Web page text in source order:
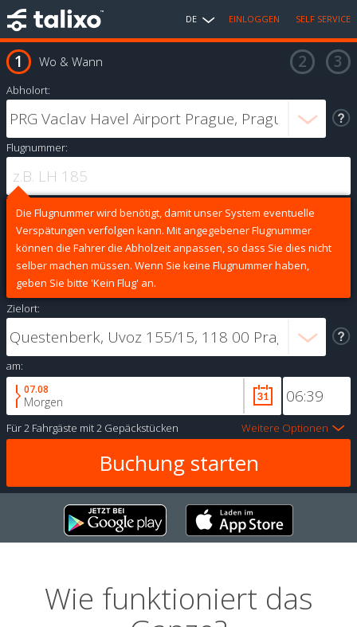
DE EINLOGGEN SELF SERVICE
Wo & Wann
Abholort:
Flugnummer:
Die Flugnummer wird benötigt, damit unser System eventuelle
Verspätungen verfolgen kann. Mit angegebener Flugnummer
können die Fahrer die Abholzeit anpassen, so dass Sie dies nicht
selber machen müssen. Wenn Sie keine Flugnummer haben,
geben Sie bitte 'Kein Flug' an.
Zielort:
am:
07.08
Morgen
Für2 Fahrgäste mit2 Gepäckstücken Weitere Optionen
Wie funktioniert das